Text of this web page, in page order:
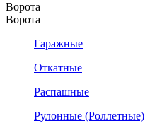
Ворота
Ворота
Гаражные
Откатные
Распашные
Рулонные (Роллетные)